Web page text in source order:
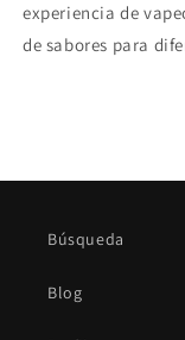
experiencia de
de sabores para
Búsqueda
Blog